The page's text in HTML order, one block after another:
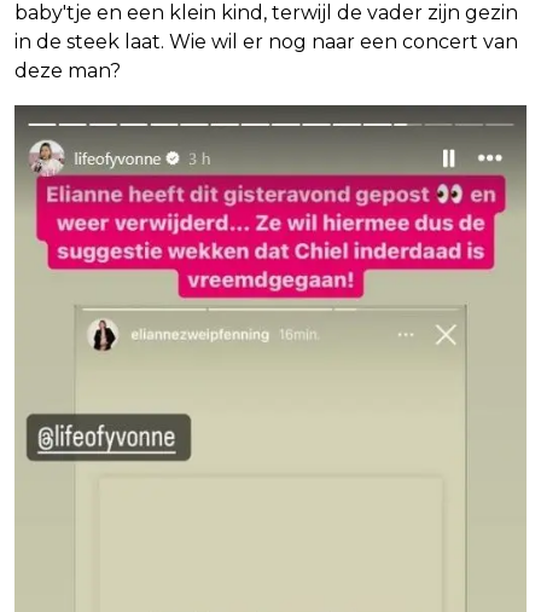
baby'tje en een klein kind, terwijl de vader zijn gezin
in de steek laat. Wie wil er nog naar een concert van
deze man?